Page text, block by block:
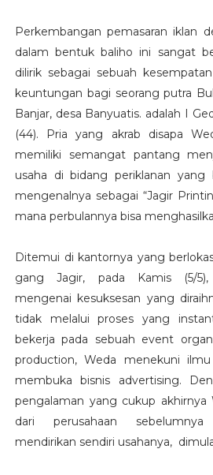
Perkembangan pemasaran iklan
dalam bentuk baliho ini sangat
dilirik sebagai sebuah
keuntungan bagi seorang putra
Banjar, desa Banyuatis. adalah I
(44). Pria yang akrab disapa
memiliki semangat pantang
usaha di bidang periklanan yang
mengenalnya sebagai “Jagir
mana perbulannya bisa
Ditemui di kantornya yang
gang Jagir, pada Kamis (5/
mengenai kesuksesan yang
tidak melalui proses yang
bekerja pada sebuah event
production, Weda menekuni
membuka bisnis advertising.
pengalaman yang cukup
dari perusahaan
mendirikan sendiri usahanya,